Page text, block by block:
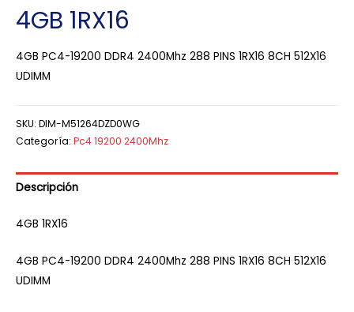
4GB 1RX16
4GB PC4-19200 DDR4 2400Mhz 288 PINS 1RX16 8CH 512X16
UDIMM
SKU: DIM-M51264DZD0WG
Categoría: Pc4 19200 2400Mhz
Descripción
4GB 1RX16
4GB PC4-19200 DDR4 2400Mhz 288 PINS 1RX16 8CH 512X16
UDIMM